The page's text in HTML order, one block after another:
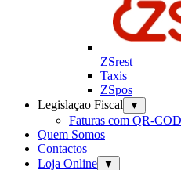
ZSrest
Taxis
ZSpos
Legislaçao Fiscal
▼
Faturas com QR-
Quem Somos
Contactos
Loja Online
▼